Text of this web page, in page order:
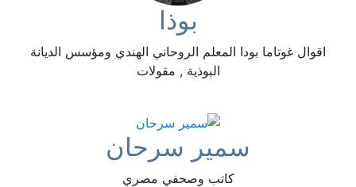
بوذا
اقوال غوتاما بودا المعلم الروحاني الهندي ومؤسس الديانة
البوذية , مقولات
سمير سرحان
كاتب وصحفي مصري